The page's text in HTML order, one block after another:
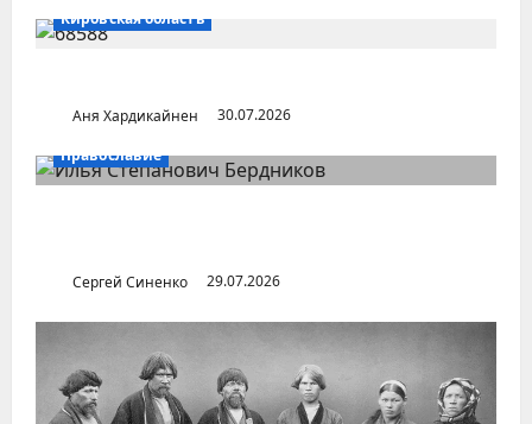
Кировская область
Аня Хардикайнен
30.07.2026
Православие
Сергей Синенко 29.07.2026